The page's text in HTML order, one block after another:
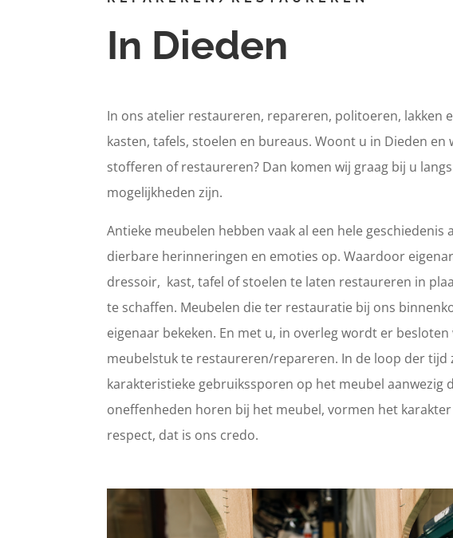
In Dieden
In ons atelier restaureren, repareren, politoeren, lakken
kasten, tafels, stoelen en bureaus. Woont u in Dieden
stofferen of restaureren? Dan komen wij graag bij u
mogelijkheden zijn.
Antieke meubelen hebben vaak al een hele geschiedenis
dierbare herinneringen en emoties op. Waardoor
dressoir, kast, tafel of stoelen te laten restaureren in
te schaffen. Meubelen die ter restauratie bij ons
eigenaar bekeken. En met u, in overleg wordt er
meubelstuk te restaureren/repareren. In de loop der tijd
karakteristieke gebruikssporen op het meubel aanwezig
oneffenheden horen bij het meubel, vormen het
respect, dat is ons credo.